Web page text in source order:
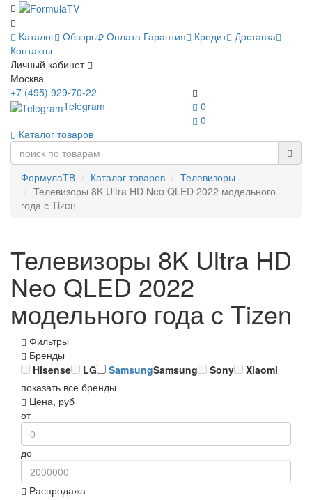
Каталог Обзоры Оплата Гарантия Кредит Доставка
Контакты
Личный кабинет
Москва
0
0
+7 (495) 929-70-22
Telegram
Каталог товаров
ФормулаТВ Каталог товаров
Телевизоры
Телевизоры 8K Ultra HD Neo QLED 2022 модельного
года с Tizen
Телевизоры 8K Ultra HD
Neo QLED 2022
модельного года с Tizen
Фильтры
Бренды
Hisense
LG SamsungSamsung Sony
Xiaomi
показать все бренды
Цена, руб
от
до
Распродажа